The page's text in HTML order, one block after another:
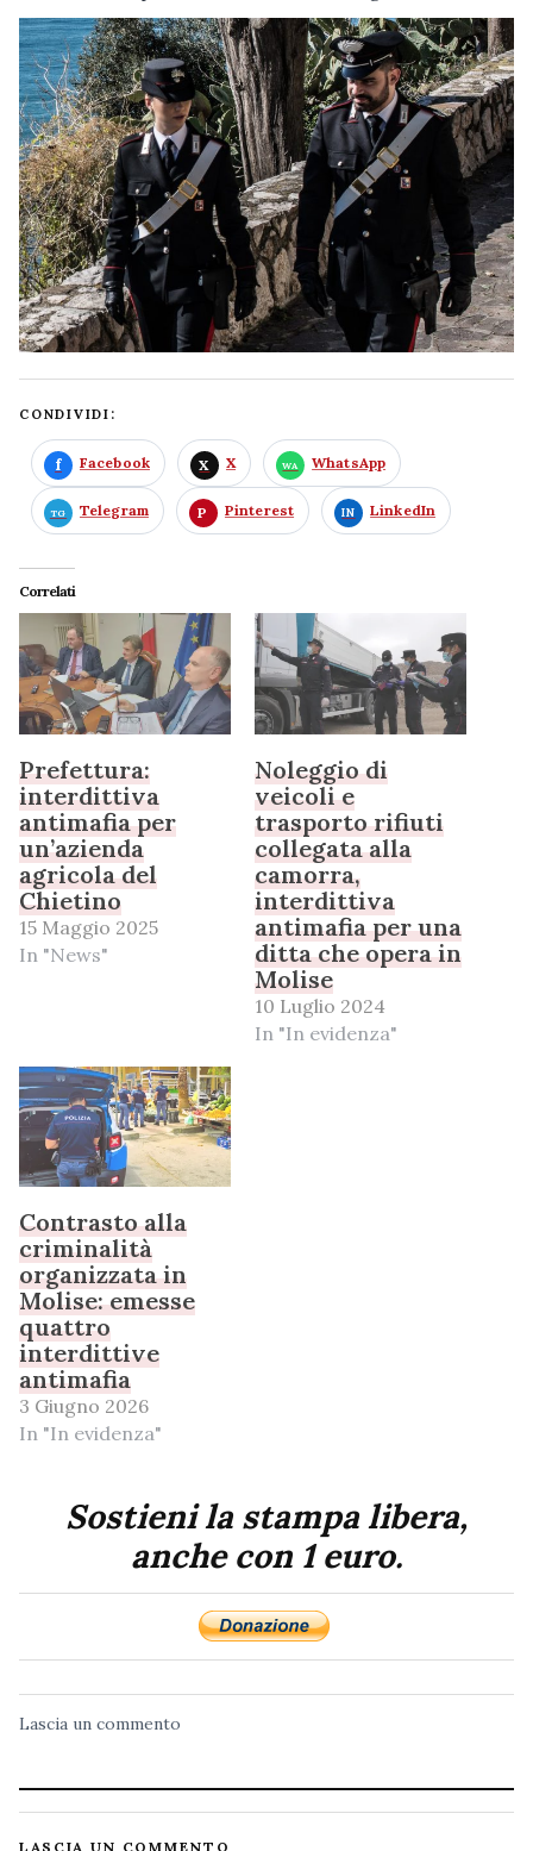
CONDIVIDI:
Facebook X WhatsApp
Telegram Pinterest LinkedIn
Correlati
Prefettura:
interdittiva
antimafia per
un’azienda
agricola del
Chietino
15 Maggio 2025
In "News"
Noleggio di
veicoli e
trasporto rifiuti
collegata alla
camorra,
interdittiva
antimafia per una
ditta che opera in
Molise
10 Luglio 2024
In "In evidenza"
Contrasto alla
criminalità
organizzata in
Molise: emesse
quattro
interdittive
antimafia
3 Giugno 2026
In "In evidenza"
Sostieni la stampa libera,
anche con 1 euro.
Lascia un commento
LASCIA UN COMMENTO